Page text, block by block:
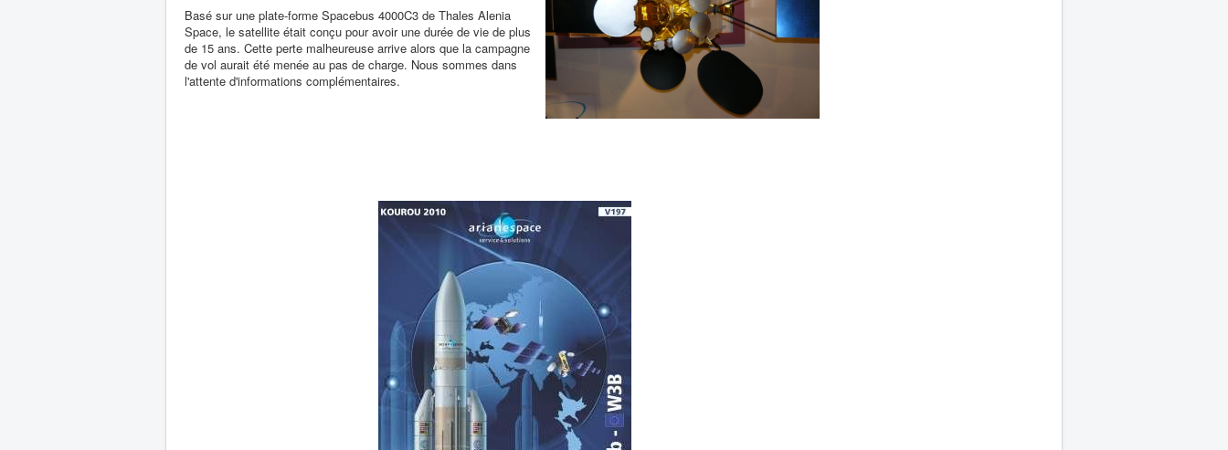
Basé sur une plate-forme Spacebus 4000C3 de Thales Alenia
Space, le satellite était conçu pour avoir une durée de vie de plus
de 15 ans. Cette perte malheureuse arrive alors que la campagne
de vol aurait été menée au pas de charge. Nous sommes dans
l'attente d'informations complémentaires.